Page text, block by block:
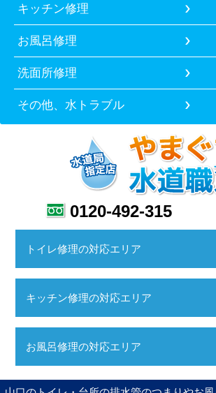
キッチン修理
お風呂修理
洗面所修理
その他、水トラブル
0120-492-315
トイレ修理の対応エリア
キッチン修理の対応エリア
お風呂修理の対応エリア